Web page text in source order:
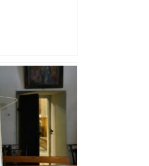
neuf :
l'immobilier à